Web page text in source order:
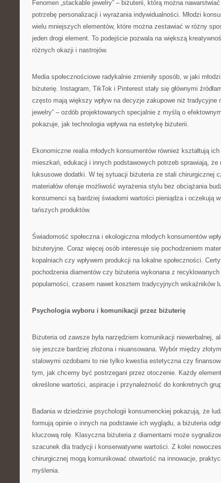
Fenomen „stackable jewelry” – biżuterii, którą można
potrzebę personalizacji i wyrażania indywidualności. Młodzi
wielu mniejszych elementów, które można zestawiać w różny
jeden drogi element. To podejście pozwala na większą
różnych okazji i nastrojów.
Media społecznościowe radykalnie zmieniły sposób, w jaki
biżuterię. Instagram, TikTok i Pinterest stały się głównymi
często mają większy wpływ na decyzje zakupowe niż tradycyjne
jewelry” – ozdób projektowanych specjalnie z myślą o
pokazuje, jak technologia wpływa na estetykę biżuterii.
Ekonomiczne realia młodych konsumentów również kształtują
mieszkań, edukacji i innych podstawowych potrzeb sprawiają,
luksusowe dodatki. W tej sytuacji biżuteria ze stali chirurgicznej
materiałów oferuje możliwość wyrażenia stylu bez obciążania
konsumenci są bardziej świadomi wartości pieniądza i oczekują
tańszych produktów.
Świadomość społeczna i ekologiczna młodych konsumentów
biżuteryjne. Coraz więcej osób interesuje się pochodzeniem
kopalniach czy wpływem produkcji na lokalne społeczności.
pochodzenia diamentów czy biżuteria wykonana z recyklowanych
popularności, czasem nawet kosztem tradycyjnych wskaźników
Psychologia wyboru i komunikacji przez biżuterię
Biżuteria od zawsze była narzędziem komunikacji niewerbalnej,
się jeszcze bardziej złożona i niuansowana. Wybór między
stalowymi ozdobami to nie tylko kwestia estetyczna czy
tym, jak chcemy być postrzegani przez otoczenie. Każdy
określone wartości, aspiracje i przynależność do konkretnych
Badania w dziedzinie psychologii konsumenckiej pokazują, że
formują opinie o innych na podstawie ich wyglądu, a biżuteria
kluczową rolę. Klasyczna biżuteria z diamentami może
szacunek dla tradycji i konserwatywne wartości. Z kolei
chirurgicznej mogą komunikować otwartość na innowacje,
myślenia.